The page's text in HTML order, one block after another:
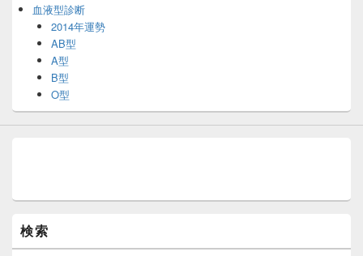
血液型診断
2014年運勢
AB型
A型
B型
O型
検索